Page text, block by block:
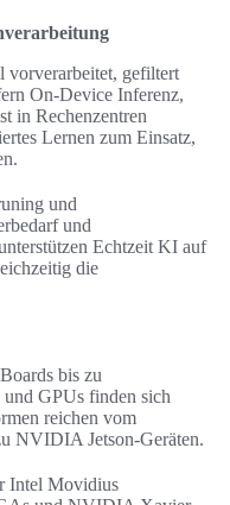
vorverarbeitet, gefiltert
On‑Device Inferenz,
in Rechenzentren
Lernen zum Einsatz,
und
und
Echtzeit KI auf
die
bis zu
GPUs finden sich
reichen vom
NVIDIA Jetson-Geräten.
Intel Movidius